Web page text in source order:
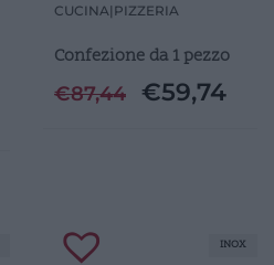
CUCINA| PIZZERIA
Confezione da 1 pezzo
€87,44 €59,74
INOX